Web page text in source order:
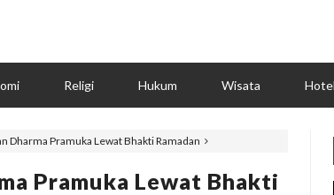
Religi Hukum Wisata Hotel
Dharma Pramuka Lewat Bhakti Ramadan
Pramuka Lewat Bhakti